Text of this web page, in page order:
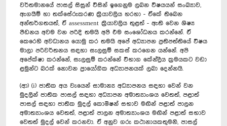
වර්තමානයේ පාසල් සිසුන් විසින් ඉගෙනුම ලබන විෂයයන් සංඛ්‍යාව,
ඇගයීම් හා තක්සේරුකරණ ක්‍රියාවලිය හරහා - ඒකේ තිබෙන
අන්තර්ගතයත්, ඒ assessment ක්‍රියාවලිය තුළත් - ඇති වෙන ශිෂ්‍ය
පීඩනය අවම වන පරිදි තමයි අපි එම සංශෝධනය කරන්නේ. ඒ
කෙරෙහි අවධානය යොමු කර තමයි අපේ අධ්‍යාපන ප්‍රතිපත්තියේ විෂය
මාලා පරිවර්තනය සඳහා සැලසුම් සකස් කරගෙන යන්නේ. අපි
අපේක්ෂා කරන්නේ, සැලසුම් කරන්නේ විභාග කේන්ද්‍රීය ක්‍රමයකට වඩා
ළමුන්ට බරක් නොවන ප්‍රායෝගික අධ්‍යාපනයක් ලබා දෙන්නයි.
(ආ) (i) ජාතික අය වැයෙන් සාමාන්‍ය අධ්‍යාපනය සඳහා වෙන් වන
මුදලින් ජාතික පාසල් සඳහා අධ්‍යාපන අමාත්‍යාංශය වෙතත්, පළාත්
පාසල් සඳහා ජාතික මුදල් කොමිෂන් සභාව මඟින් පළාත් පාලන
අමාත්‍යාංශය වෙතත්, පළාත් පාලන අමාත්‍යාංශය මඟින් පළාත් සභාව
වෙතත් මුදල් වෙන් කරනවා. ඒ අනුව ගරු කථානායකතුමනි, පාසල්